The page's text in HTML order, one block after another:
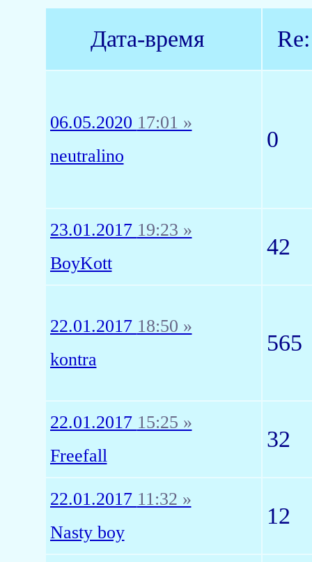
Дата-время Re:
06.05.2020 17:01 »
neutralino
0
23.01.2017 19:23 »
BoyKott
42
22.01.2017 18:50 »
kontra
565
22.01.2017 15:25 »
Freefall
32
22.01.2017 11:32 »
Nasty boy
12